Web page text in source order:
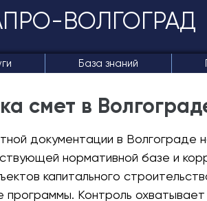
ВОЛГОГРАД
База знаний
смет в
документации в Волгограде
нормативной базе и
капитального
программы. Контроль